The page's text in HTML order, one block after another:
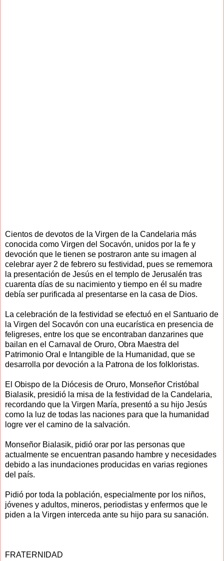
Cientos de devotos de la Virgen de la Candelaria más
conocida como Virgen del Socavón, unidos por la fe y
devoción que le tienen se postraron ante su imagen al
celebrar ayer 2 de febrero su festividad, pues se rememora
la presentación de Jesús en el templo de Jerusalén tras
cuarenta días de su nacimiento y tiempo en él su madre
debía ser purificada al presentarse en la casa de Dios.
La celebración de la festividad se efectuó en el Santuario de
la Virgen del Socavón con una eucarística en presencia de
feligreses, entre los que se encontraban danzarines que
bailan en el Carnaval de Oruro, Obra Maestra del
Patrimonio Oral e Intangible de la Humanidad, que se
desarrolla por devoción a la Patrona de los folkloristas.
El Obispo de la Diócesis de Oruro, Monseñor Cristóbal
Bialasik, presidió la misa de la festividad de la Candelaria,
recordando que la Virgen María, presentó a su hijo Jesús
como la luz de todas las naciones para que la humanidad
logre ver el camino de la salvación.
Monseñor Bialasik, pidió orar por las personas que
actualmente se encuentran pasando hambre y necesidades
debido a las inundaciones producidas en varias regiones
del país.
Pidió por toda la población, especialmente por los niños,
jóvenes y adultos, mineros, periodistas y enfermos que le
piden a la Virgen interceda ante su hijo para su sanación.
FRATERNIDAD